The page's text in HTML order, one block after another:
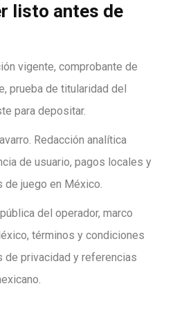
listo antes de
vigente, comprobante de
prueba de titularidad del
para depositar.
Redacción analítica
de usuario, pagos locales y
de juego en México.
del operador, marco
términos y condiciones
privacidad y referencias